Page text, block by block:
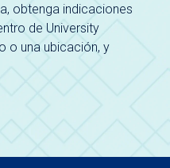
obtenga indicaciones
de University
o una ubicación, y